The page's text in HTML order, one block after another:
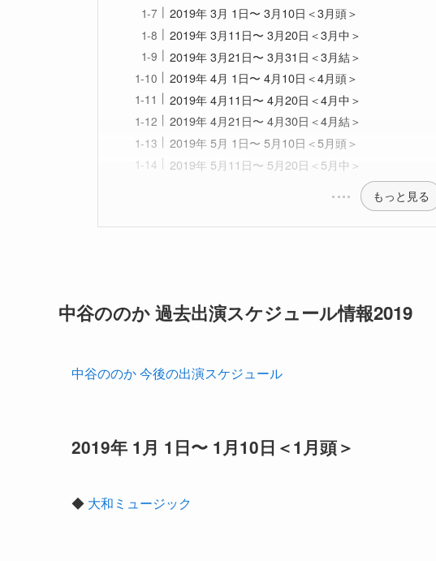
2019年 3月 1日〜 3月10日＜3月頭＞
2019年 3月11日〜 3月20日＜3月中＞
2019年 3月21日〜 3月31日＜3月結＞
2019年 4月 1日〜 4月10日＜4月頭＞
2019年 4月11日〜 4月20日＜4月中＞
2019年 4月21日〜 4月30日＜4月結＞
2019年 5月 1日〜 5月10日＜5月頭＞
2019年 5月11日〜 5月20日＜5月中＞
もっと見る
中谷ののか 過去出演スケジュール情報2019
中谷ののか 今後の出演スケジュール
2019年 1月 1日〜 1月10日＜1月頭＞
◆ 大和ミュージック